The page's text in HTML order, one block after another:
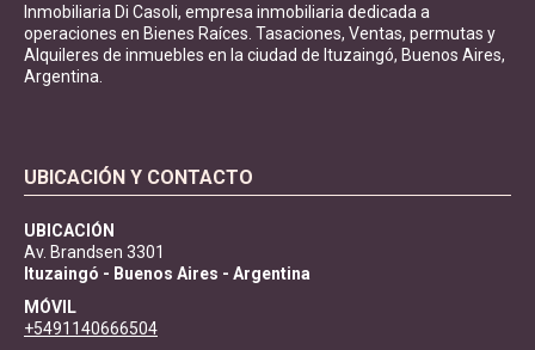
Inmobiliaria Di Casoli, empresa inmobiliaria dedicada a
operaciones en Bienes Raíces. Tasaciones, Ventas, permutas y
Alquileres de inmuebles en la ciudad de Ituzaingó, Buenos Aires,
Argentina.
UBICACIÓN Y CONTACTO
UBICACIÓN
Av. Brandsen 3301
Ituzaingó - Buenos Aires - Argentina
MÓVIL
+5491140666504